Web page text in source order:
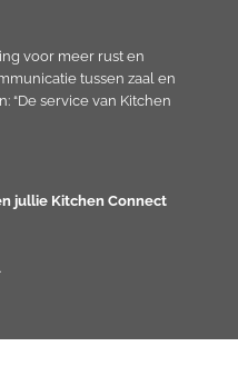
voor meer rust en
tussen zaal en
“De service van Kitchen
jullie Kitchen Connect